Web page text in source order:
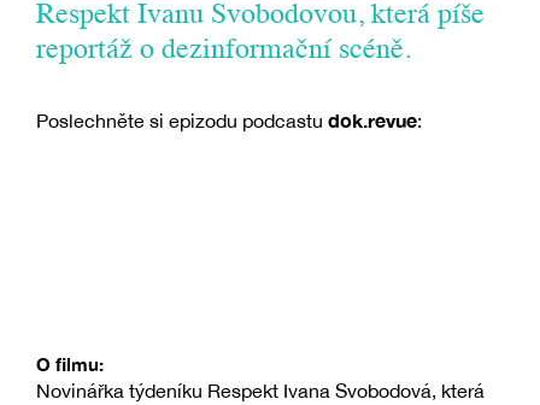
Respekt Ivanu Svobodovou, která píše
reportáž o dezinformační scéně.
Poslechněte si epizodu podcastu dok.revue:
O filmu:
Novinářka týdeníku Respekt Ivana Svobodová, která